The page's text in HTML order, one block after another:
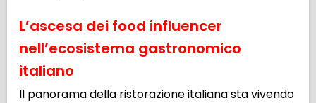
L’ascesa dei food influencer
nell’ecosistema gastronomico
italiano
Il panorama della ristorazione italiana sta vivendo